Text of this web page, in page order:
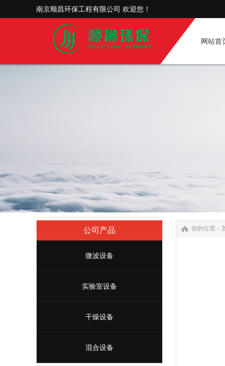
南京顺昌环保工程有限公司 欢迎您！
网站首
公司产品
微波设备
实验室设备
干燥设备
混合设备
你的位置：